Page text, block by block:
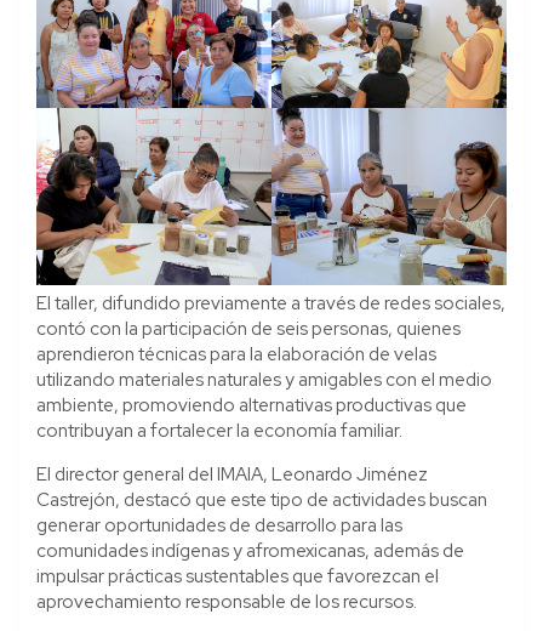
El taller, difundido previamente a través de redes sociales,
contó con la participación de seis personas, quienes
aprendieron técnicas para la elaboración de velas
utilizando materiales naturales y amigables con el medio
ambiente, promoviendo alternativas productivas que
contribuyan a fortalecer la economía familiar.
El director general del IMAIA, Leonardo Jiménez
Castrejón, destacó que este tipo de actividades buscan
generar oportunidades de desarrollo para las
comunidades indígenas y afromexicanas, además de
impulsar prácticas sustentables que favorezcan el
aprovechamiento responsable de los recursos.